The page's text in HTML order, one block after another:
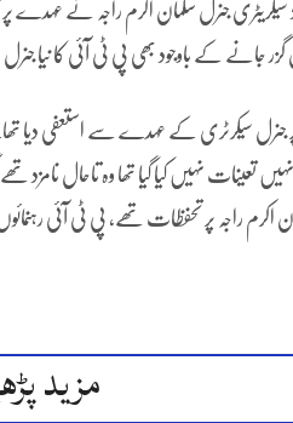
سیکریٹری جنرل سلمان اکرم راجہ نے
جانے کے باوجود بھی پی ٹی آئی کا نیا جنرل
باضبطہ طور پر جنرل سیکرٹری کے عہدے سے
تعینات نہیں کیا گیا تھا وہ تاحال
راجہ پر تحفظات تھے، پی ٹی آئی رہنمائوں
مزید